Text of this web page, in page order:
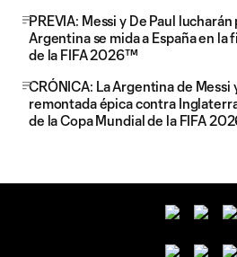
PREVIA: Messi y De Paul
Argentina se mida a España en la
de la FIFA 2026™
CRÓNICA: La Argentina de Messi
remontada épica contra
de la Copa Mundial de la FIFA